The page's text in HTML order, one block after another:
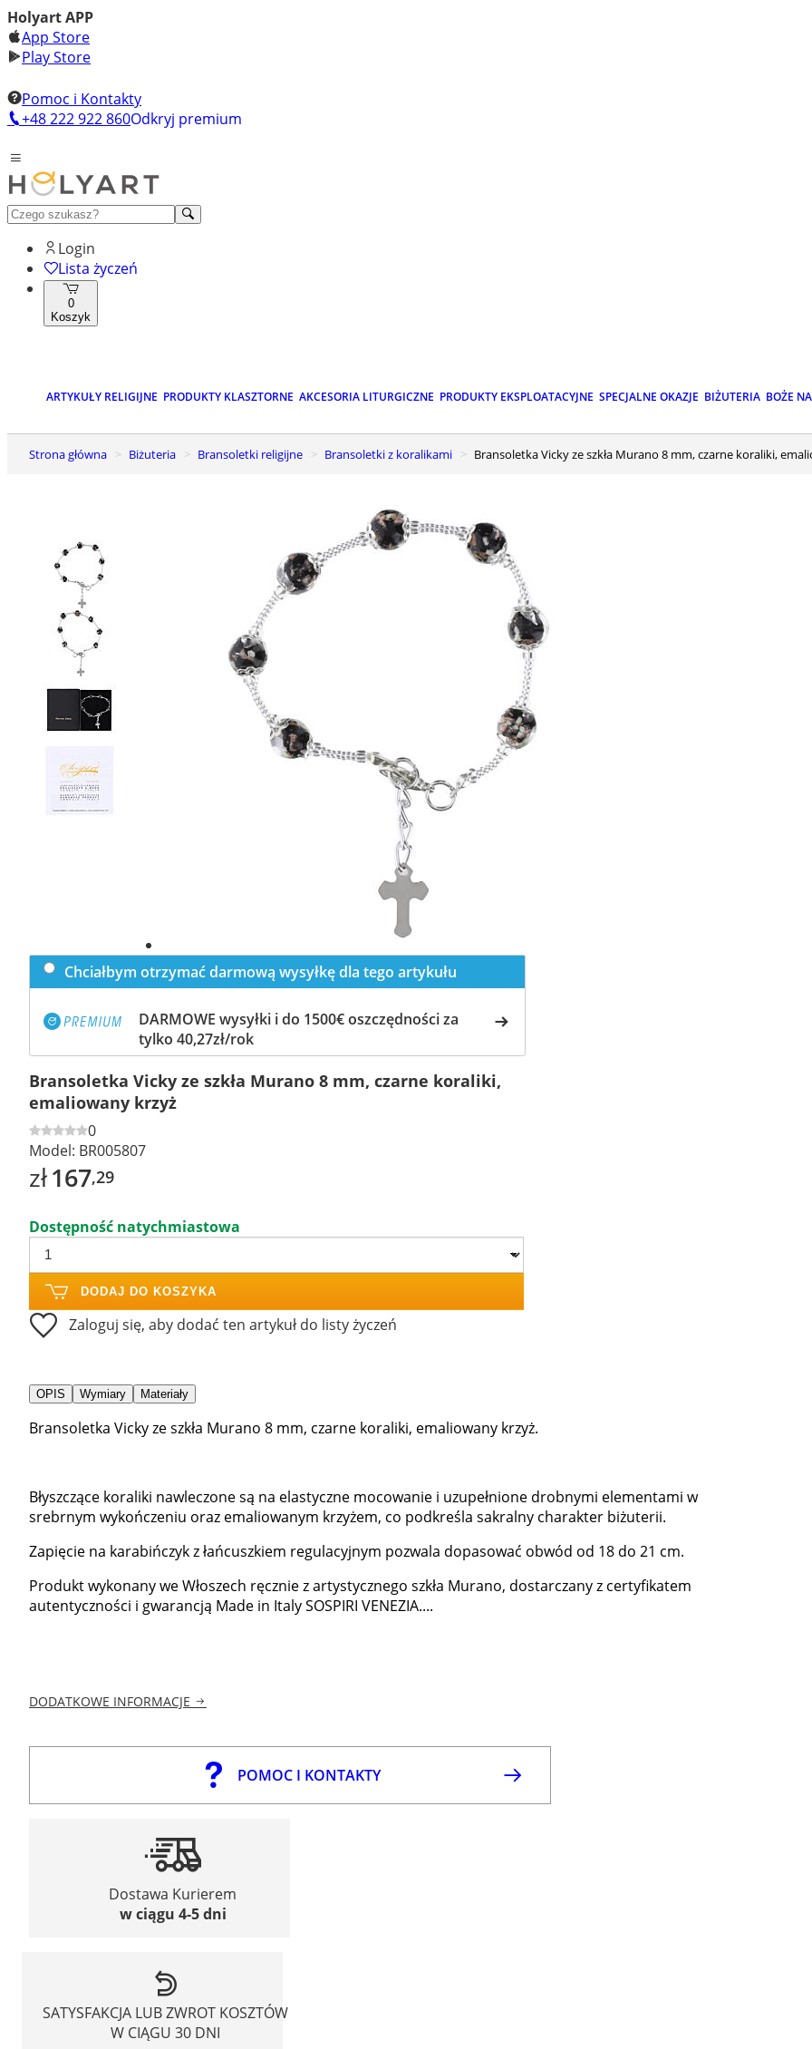
Holyart APP
App Store
Play Store
Pomoc i Kontakty
+48 222 922 860Odkryj premium
Login
Lista życzeń
0
Koszyk
ARTYKUŁY RELIGIJNE PRODUKTY KLASZTORNE AKCESORIA LITURGICZNE PRODUKTY EKSPLOATACYJNE SPECJALNE OKAZJE BIŻUTERIA BOŻE
Strona główna Biżuteria Bransoletki religijne Bransoletki z koralikami Bransoletka Vicky ze szkła Murano 8 mm, czarne koraliki,
Chciałbym otrzymać darmową wysyłkę dla tego artykułu
DARMOWE wysyłki i do 1500€ oszczędności za
tylko 40,27zł/rok
Bransoletka Vicky ze szkła Murano 8 mm, czarne koraliki,
emaliowany krzyż
0
Model: BR005807
zł167,29
Dostępność natychmiastowa
DODAJ DO KOSZYKA
Zaloguj się, aby dodać ten artykuł do listy życzeń
OPIS Wymiary Materiały
Bransoletka Vicky ze szkła Murano 8 mm, czarne koraliki, emaliowany krzyż.
Błyszczące koraliki nawleczone są na elastyczne mocowanie i uzupełnione drobnymi elementami w
srebrnym wykończeniu oraz emaliowanym krzyżem, co podkreśla sakralny charakter biżuterii.
Zapięcie na karabińczyk z łańcuszkiem regulacyjnym pozwala dopasować obwód od 18 do 21 cm.
Produkt wykonany we Włoszech ręcznie z artystycznego szkła Murano, dostarczany z certyfikatem
autentyczności i gwarancją Made in Italy SOSPIRI VENEZIA....
DODATKOWE INFORMACJE
POMOC I KONTAKTY
Dostawa Kurierem
w ciągu 4-5 dni
SATYSFAKCJA LUB ZWROT KOSZTÓW
W CIĄGU 30 DNI